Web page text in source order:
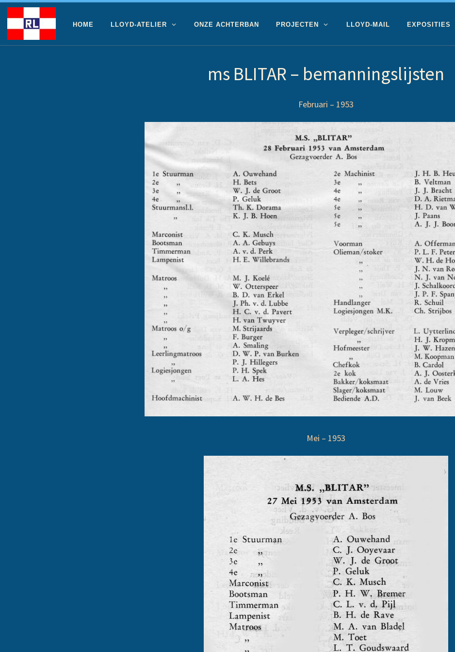
Ga naar inhoud
HOME LLOYD-ATELIER ONZE ACHTERBAN PROJECTEN LLOYD-MAIL EXPOSITIES
ms BLITAR – bemanningslijsten
Februari – 1953
Mei – 1953